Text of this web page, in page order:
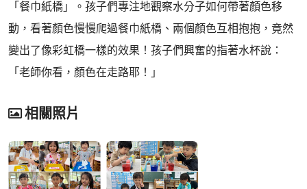
「餐巾紙橋」。孩子們專注地觀察水分子如何帶著顏色移
動，看著顏色慢慢爬過餐巾紙橋、兩個顏色互相抱抱，竟然
變出了像彩虹橋一樣的效果！孩子們興奮的指著水杯說：
「老師你看，顏色在走路耶！」
相關照片